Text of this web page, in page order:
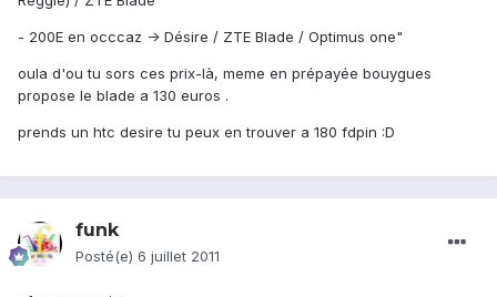
- 200E en occcaz -> Désire / ZTE Blade / Optimus one"
oula d'ou tu sors ces prix-là, meme en prépayée bouygues
propose le blade a 130 euros .
prends un htc desire tu peux en trouver a 180 fdpin :D
funk
Posté(e) 6 juillet 2011